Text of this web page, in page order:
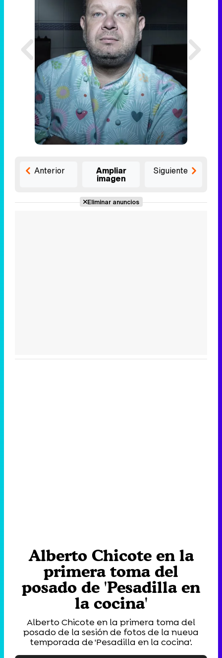
Anterior Ampliar
imagen
Siguiente
Eliminar anuncios
Alberto Chicote en la
primera toma del
posado de 'Pesadilla en
la cocina'
Alberto Chicote en la primera toma del
posado de la sesión de fotos de la nueva
temporada de 'Pesadilla en la cocina'.